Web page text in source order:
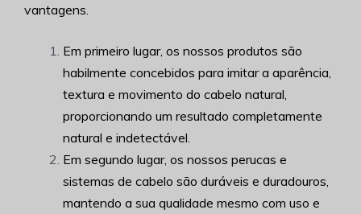
vantagens.
Em primeiro lugar, os nossos produtos são
habilmente concebidos para imitar a aparência,
textura e movimento do cabelo natural,
proporcionando um resultado completamente
natural e indetectável.
Em segundo lugar, os nossos perucas e
sistemas de cabelo são duráveis e duradouros,
mantendo a sua qualidade mesmo com uso e